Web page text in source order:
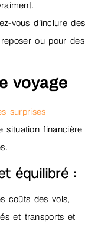
vous d’inclure des
ou pour des
voyage
surprises
situation financière
équilibré :
coûts des vols,
et transports et